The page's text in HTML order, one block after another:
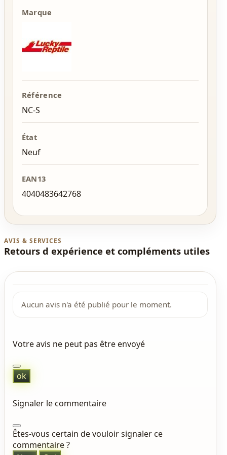
Marque
Référence
NC-S
État
Neuf
EAN13
4040483642768
AVIS & SERVICES
Retours d expérience et compléments utiles
Aucun avis n'a été publié pour le moment.
Votre avis ne peut pas être envoyé
ok
Signaler le commentaire
Êtes-vous certain de vouloir signaler ce
commentaire ?